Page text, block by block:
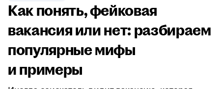
Как понять, фейковая
вакансия или нет: разбираем
популярные мифы
и примеры